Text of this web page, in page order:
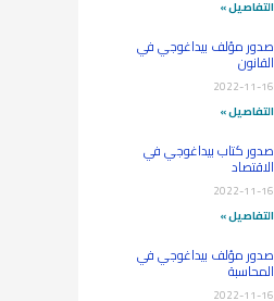
التفاصيل »
صدور مؤلف بيداغوجي في
القانون
2022-11-16
التفاصيل »
صدور كتاب بيداغوجي في
الاقتصاد
2022-11-16
التفاصيل »
صدور مؤلف بيداغوجي في
المحاسبة
2022-11-16